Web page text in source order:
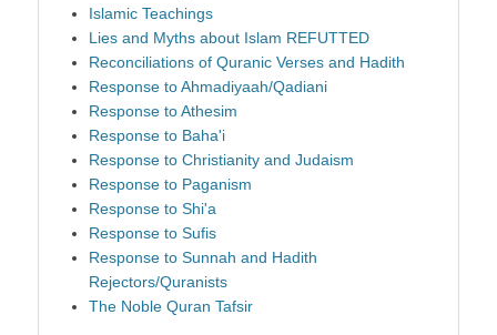
Islamic Teachings
Lies and Myths about Islam REFUTTED
Reconciliations of Quranic Verses and Hadith
Response to Ahmadiyaah/Qadiani
Response to Athesim
Response to Baha'i
Response to Christianity and Judaism
Response to Paganism
Response to Shi'a
Response to Sufis
Response to Sunnah and Hadith
Rejectors/Quranists
The Noble Quran Tafsir